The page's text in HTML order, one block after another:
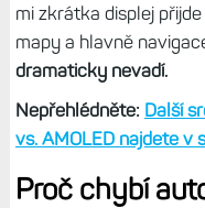
mi zkrátka displej
mapy a hlavně
dramaticky nevadí.
Nepřehlédněte: Další
vs. AMOLED najdete v
Proč chybí